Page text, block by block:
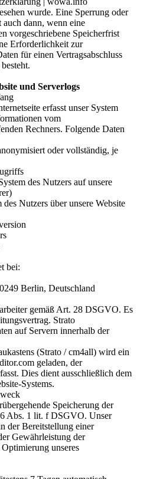
wurde. Eine Sperrung oder
dann, wenn eine
vorgeschriebene Speicherfrist
Erforderlichkeit zur
für einen Vertragsabschluss
und Serverlogs
erfasst unser System
vom
Rechners. Folgende Daten
oder vollständig, je
des Nutzers auf unsere
des Nutzers über unsere Website
bei:
Berlin, Deutschland
gemäß Art. 28 DSGVO. Es
Strato
auf Servern innerhalb der
(Strato / cm4all) wird ein
geladen, der
Dies dient ausschließlich dem
Systems.
Speicherung der
Abs. 1 lit. f DSGVO. Unser
der Bereitstellung einer
Gewährleistung der
unseres